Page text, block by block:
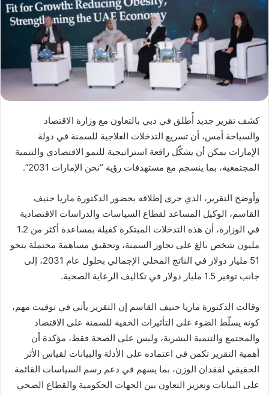
كشف تقرير جديد أُطلق في دبي بالتعاون مع وزارة الاقتصاد
والسياحة أمس، أن تسريع التدخلات العلاجية للسمنة في دولة
الإمارات يمكن أن يشكّل رافعة استراتيجية للنمو الاقتصادي والتنمية
المجتمعية، بما ينسجم مع مستهدفات رؤية “نحن الإمارات 2031”.
وأوضح التقرير، الذي جرى إطلاقه بحضور الدكتورة ماريا حنيف
القاسم، الوكيل المساعد لقطاع السياسات والدراسات الاقتصادية
في الوزارة، أن هذه التدخلات المبتكرة كفيلة بمساعدة أكثر من 1.2
مليون شخص بالغ على تجاوز السمنة، وتحقيق مساهمة محتملة بنحو
51 مليار دولار في الناتج المحلي الإجمالي بحلول عام 2031، إلى
جانب توفير 1.5 مليار دولار في تكاليف الرعاية الصحية.
وقالت الدكتورة ماريا حنيف القاسم إن التقرير يأتي في توقيت مهم،
كونه يسلّط الضوء على التأثيرات الخفية للسمنة على الاقتصاد
والمجتمع والتنمية البشرية، وليس على الصحة فقط، مؤكدة أن
أهمية التقرير تكمن في اعتماده على الأدلة والبيانات لقياس الأثر
الحقيقي لفقدان الوزن، بما يسهم في دعم رسم السياسات القائمة
على البيانات وتعزيز التعاون بين الجهات الحكومية والقطاع الصحي